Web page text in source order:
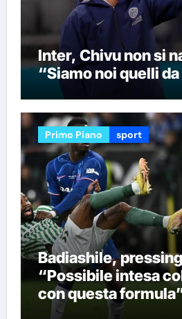
Inter, Chivu non si
“Siamo noi quelli
Primo Piano sport
Badiashile,
“Possibile intesa
con questa